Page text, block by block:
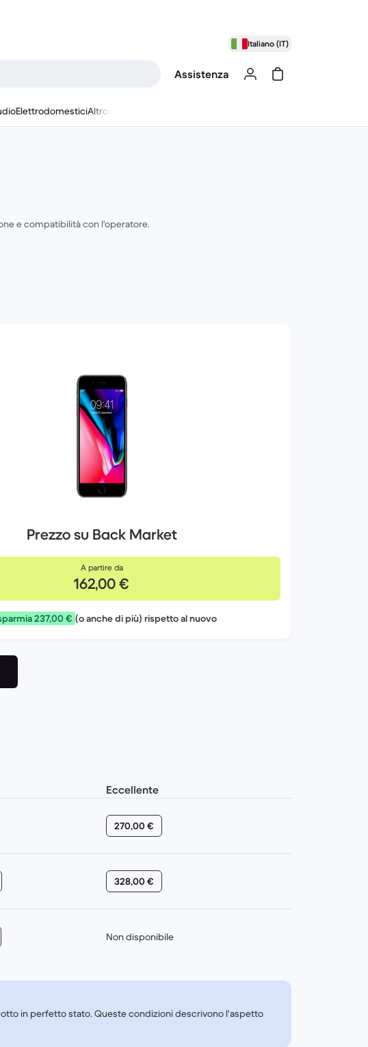
Italiano (IT)
Assistenza
ElettrodomesticiAltro
e compatibilità con l'operatore.
Prezzo su Back Market
A partire da
162,00 €
237,00 € (o anche di più) rispetto al nuovo
Eccellente
270,00 €
328,00 €
Non disponibile
in perfetto stato. Queste condizioni descrivono l'aspetto